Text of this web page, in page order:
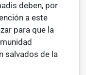
deben, por
a este
para que la
salvados de la